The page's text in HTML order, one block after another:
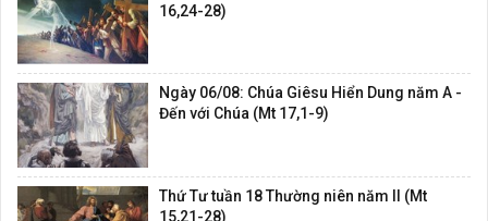
16,24-28)
Ngày 06/08: Chúa Giêsu Hiển Dung năm A -
Đến với Chúa (Mt 17,1-9)
Thứ Tư tuần 18 Thường niên năm II (Mt
15,21-28)